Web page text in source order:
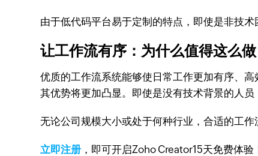
由于低代码平台易于定制的特点，即使是非技
让工作流有序：为什么值得这么做
优质的工作流系统能够使日常工作更加有序、
其优势将更加凸显。即使是没有技术背景的人员
无论公司规模大小或处于何种行业，合适的工
立即注册 ，即可开启Zoho Creator15天免费体验